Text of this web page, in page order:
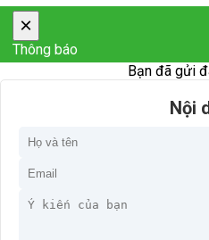
×
Thông báo
Bạn đã gửi
Nội